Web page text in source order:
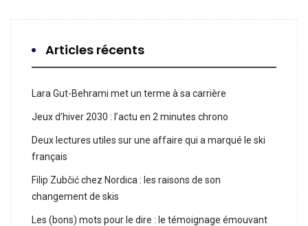
Articles récents
Lara Gut-Behrami met un terme à sa carrière
Jeux d’hiver 2030 : l’actu en 2 minutes chrono
Deux lectures utiles sur une affaire qui a marqué le ski
français
Filip Zubčić chez Nordica : les raisons de son
changement de skis
Les (bons) mots pour le dire : le témoignage émouvant